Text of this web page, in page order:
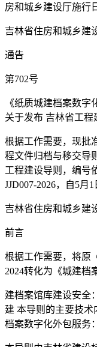
房和城乡建设厅施行
吉林省住房和城乡建
通告
第702号
《纸质城建档案数
关于发布 吉林省工程
根据工作需要，现批
程文件归档与移交导
工程建设导则，编号
JJD007-2026，自5月
吉林省住房和城乡建
前言
根据工作需要，将原
2024转化为《城建档
建档案馆库建设安全
建 本导则的主要技术
档案数字化外包服务